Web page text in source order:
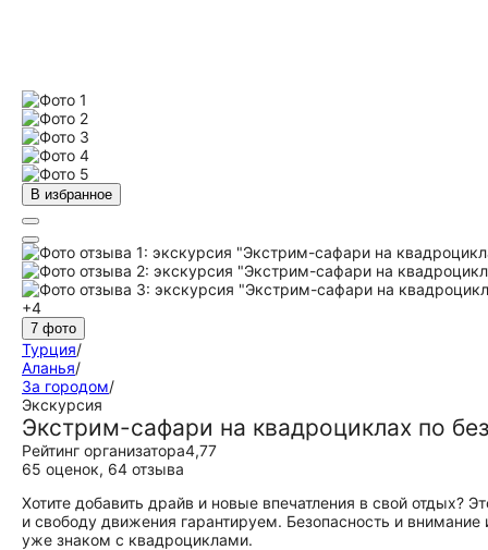
В избранное
+4
7 фото
Турция/
Аланья/
За городом/
Экскурсия
Экстрим-сафари на квадроциклах по
Рейтинг организатора4,77
65 оценок, 64 отзыва
Хотите добавить драйв и новые впечатления в свой
и свободу движения гарантируем. Безопасность и
уже знаком с квадроциклами.